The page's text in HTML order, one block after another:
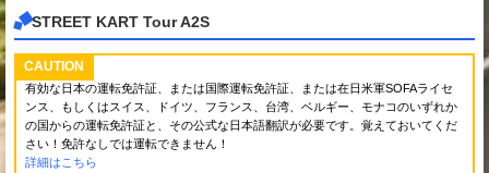
STREET KART Tour A2S
CAUTION
有効な日本の運転免許証、または国際運転免許証、または在日米軍SOFAライセ
ンス、もしくはスイス、ドイツ、フランス、台湾、ベルギー、モナコのいずれか
の国からの運転免許証と、その公式な日本語翻訳が必要です。覚えておいてくだ
さい！免許なしでは運転できません！
詳細はこちら